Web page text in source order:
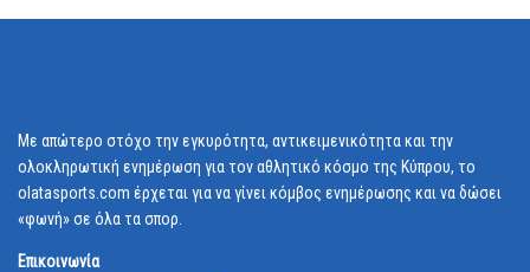
Με απώτερο στόχο την εγκυρότητα, αντικειμενικότητα και την
ολοκληρωτική ενημέρωση για τον αθλητικό κόσμο της Κύπρου, το
olatasports.com έρχεται για να γίνει κόμβος ενημέρωσης και να δώσει
«φωνή» σε όλα τα σπορ.
Επικοινωνία